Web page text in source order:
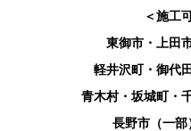
＜施工
東御市・上田
軽井沢町・御代
青木村・坂城町・
長野市（一